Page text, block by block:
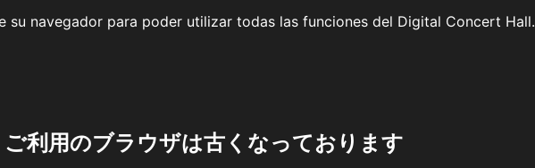
su navegador para poder utilizar todas las funciones del Digital Concert Hall.
利用のブラウザは古くなっております